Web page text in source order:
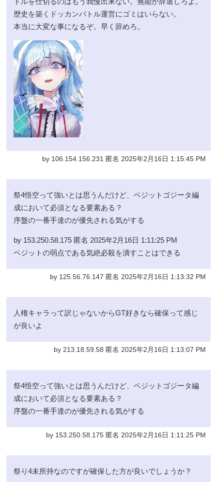
歴史を築くドッカンバトル運営にゴミはいらない。
本当に大変な事になるぞ。早く辞めろ。
by 106.154.156.231 匿名 2025年2月16日 1:15:45 PM
祭4悟空って強いとは思うんだけど、ベジットゴジータ編
成において必須となる要素ある？
序盤の一番手達のが優先される気がする
by 153.250.58.175 匿名 2025年2月16日 1:11:25 PM
ベジットの弱点である気絶必殺を潰すことはできる
by 125.56.76.147 匿名 2025年2月16日 1:13:32 PM
人権キャラって訳じゃないからGT好きなら確保って感じ
が良いよ
by 213.18.59.58 匿名 2025年2月16日 1:13:07 PM
祭4悟空って強いとは思うんだけど、ベジットゴジータ編
成において必須となる要素ある？
序盤の一番手達のが優先される気がする
by 153.250.58.175 匿名 2025年2月16日 1:11:25 PM
祭り4未所持なのですが確保した方が良いでしょうか？